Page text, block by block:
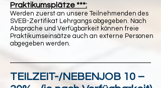
Praktikumsplätze ***:
Werden zuerst an unsere Teilnehmenden des
SVEB-Zertifikat Lehrgangs abgegeben. Nach
Absprache und Verfügbarkeit können freie
Praktikumseinsätze auch an externe Personen
abgegeben werden.
TEILZEIT-/N EBENJOB 10 –